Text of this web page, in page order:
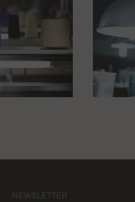
NEWSLETTER